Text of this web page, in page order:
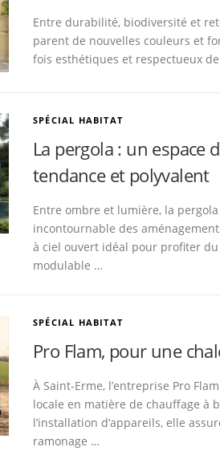
Entre durabilité, biodiversité et
parent de nouvelles couleurs et
fois esthétiques et respectueux
SPÉCIAL HABITAT
La pergola : un espace
tendance et polyvalent
Entre ombre et lumière, la pergola
incontournable des
à ciel ouvert idéal pour profiter
modulable …
SPÉCIAL HABITAT
Pro Flam, pour une
À Saint-Erme, l’entreprise Pro
locale en matière de chauffage à
l’installation d’appareils, elle
ramonage …